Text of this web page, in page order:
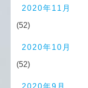
2020年11月
(52)
2020年10月
(52)
2020年9月